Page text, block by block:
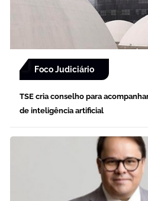
Foco Judiciário
TSE cria conselho para
de inteligência artificial